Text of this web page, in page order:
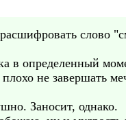
слово
в определенный
не завершать
Заносит, однако.